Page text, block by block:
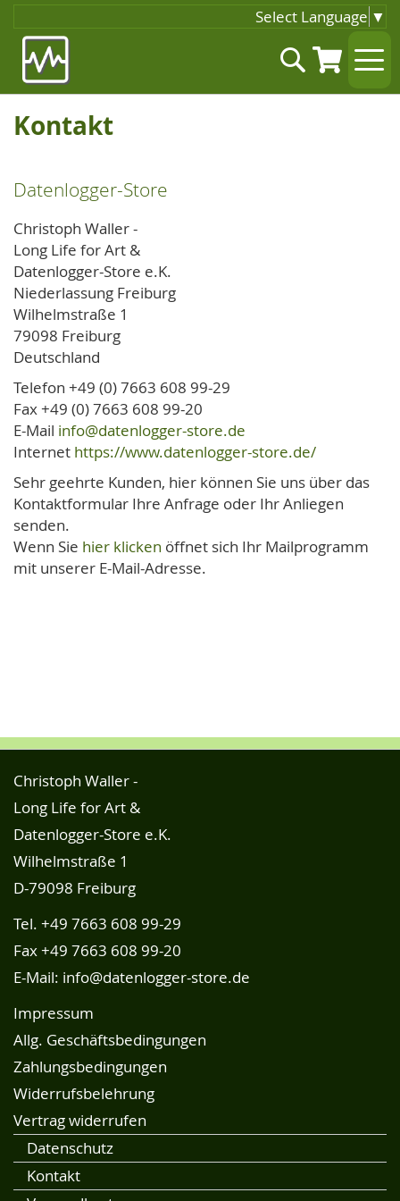
Select Language ▼
Inhalt
springen
Suche
Kontakt
Datenlogger-Store
Christoph Waller -
Long Life for Art &
Datenlogger-Store e.K.
Niederlassung Freiburg
Wilhelmstraße 1
79098 Freiburg
Deutschland
Telefon +49 (0) 7663 608 99-29
Fax +49 (0) 7663 608 99-20
E-Mail info@datenlogger-store.de
Internet https://www.datenlogger-store.de/
Sehr geehrte Kunden, hier können Sie uns über das
Kontaktformular Ihre Anfrage oder Ihr Anliegen
senden.
Wenn Sie hier klicken öffnet sich Ihr Mailprogramm
mit unserer E-Mail-Adresse.
Christoph Waller -
Long Life for Art &
Datenlogger-Store e.K.
Wilhelmstraße 1
D-79098 Freiburg
Tel. +49 7663 608 99-29
Fax +49 7663 608 99-20
E-Mail: info@datenlogger-store.de
Impressum
Allg. Geschäftsbedingungen
Zahlungsbedingungen
Widerrufsbelehrung
Vertrag widerrufen
Datenschutz
Kontakt